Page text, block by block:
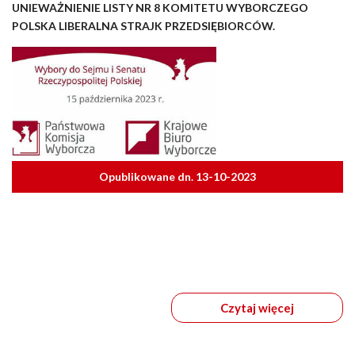
UNIEWAŻNIENIE LISTY NR 8 KOMITETU WYBORCZEGO
POLSKA LIBERALNA STRAJK PRZEDSIĘBIORCÓW.
Opublikowane dn. 13-10-2023
Czytaj więcej